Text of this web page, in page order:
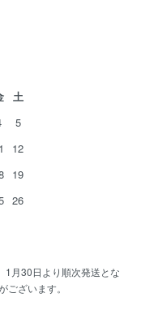
土
5
12
19
26
1月30日より順次発送とな
ざいます。